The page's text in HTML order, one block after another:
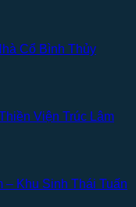
Cổ Bình Thủy
Viện Trúc Lâm
– Khu Sinh Thái Tuấn